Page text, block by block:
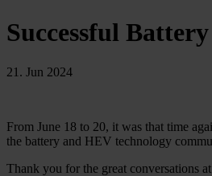
Successful
21. Jun 2024
From June 18 to 20, it was that time
the battery and HEV technology
Thank you for the great conversations